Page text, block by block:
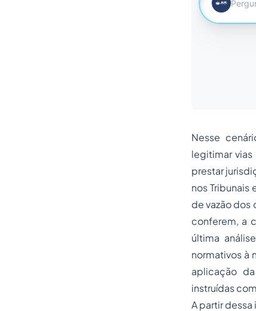
Nesse
legitimar
prestar
nos
de vazão dos
conferem, a
última
normativos à
aplicação
instruídas
A partir